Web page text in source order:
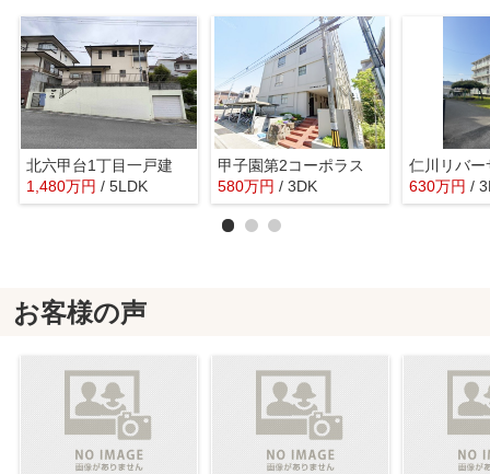
北六甲台1丁目一戸建
1,480万円 / 5LDK
甲子園第2コーポラス
580万円 / 3DK 630万円 /
お客様の声